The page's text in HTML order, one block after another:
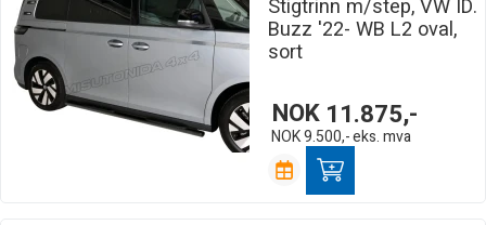
Stigtrinn m/step, VW ID.
Buzz '22- WB L2 oval,
sort
NOK 11.875,-
NOK9.500,-eks. mva